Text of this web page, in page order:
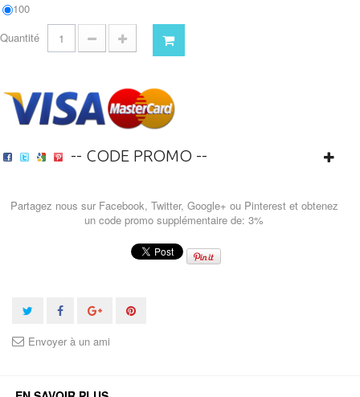
100
Quantité
-- CODE PROMO --
Partagez nous sur Facebook, Twitter, Google+ ou Pinterest et obtenez
un code promo supplémentaire de: 3%
Envoyer à un ami